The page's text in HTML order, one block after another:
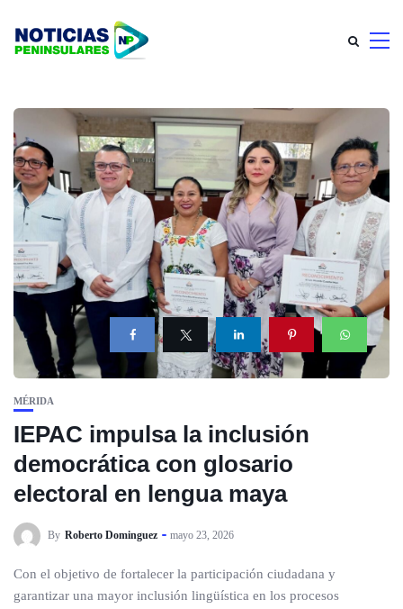
MÉRIDA
IEPAC impulsa la inclusión
democrática con glosario
electoral en lengua maya
By Roberto Dominguez mayo 23, 2026
Con el objetivo de fortalecer la participación ciudadana y
garantizar una mayor inclusión lingüística en los procesos